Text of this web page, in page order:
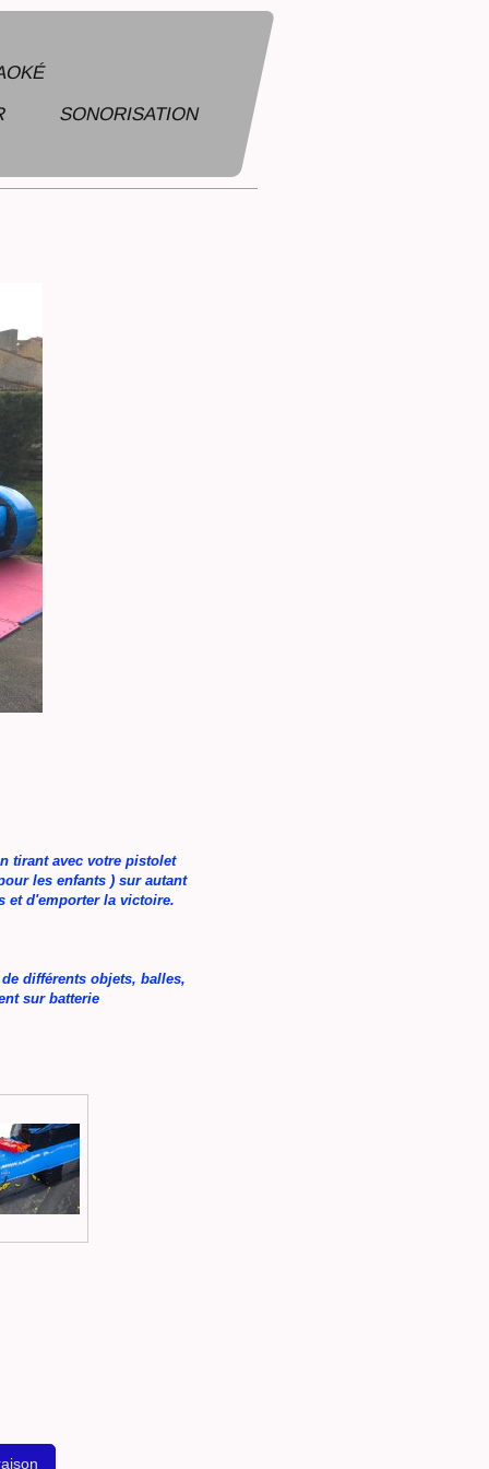
SONORISATION
tirant avec votre pistolet
les enfants ) sur autant
et d'emporter la victoire.
différents objets, balles,
sur batterie